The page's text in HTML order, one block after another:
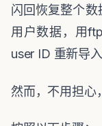
闪回恢复整个
用户数据，用ftp
user ID 重新导入
然而，不用担心